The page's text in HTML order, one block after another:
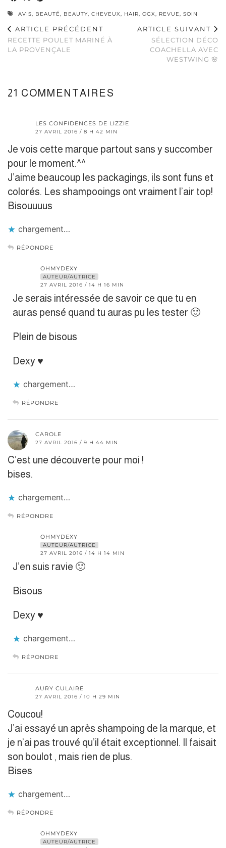
AVIS, BEAUTÉ, BEAUTY, CHEVEUX, HAIR, OGX, REVUE, SOIN
ARTICLE PRÉCÉDENT
RECETTE POULET MARINÉ À
LA PROVENÇALE
ARTICLE SUIVANT
SÉLECTION DÉCO
COACHELLA AVEC
WESTWING 🌸
21 COMMENTAIRES
LES CONFIDENCES DE LIZZIE
27 AVRIL 2016 / 8 H 42 MIN
Je vois cette marque partout sans y succomber
pour le moment.^^
J’aime beaucoup les packagings, ils sont funs et
colorés. Les shampooings ont vraiment l’air top!
Bisouuuus
chargement…
RÉPONDRE
OHMYDEXY
AUTEUR/AUTRICE
27 AVRIL 2016 / 14 H 16 MIN
Je serais intéressée de savoir ce que tu en
auras pensé quand tu auras pu les tester 🙂
Plein de bisous
Dexy ♥︎
chargement…
RÉPONDRE
CAROLE
27 AVRIL 2016 / 9 H 44 MIN
C’est une découverte pour moi !
bises.
chargement…
RÉPONDRE
OHMYDEXY
AUTEUR/AUTRICE
27 AVRIL 2016 / 14 H 14 MIN
J’en suis ravie 🙂
Bisous
Dexy ♥︎
chargement…
RÉPONDRE
AURY CULAIRE
27 AVRIL 2016 / 10 H 29 MIN
Coucou!
J’ai essayé un après shampoing de la marque, et
je n’ai pas trouvé qu’il était exceptionnel. Il faisait
son boulot , mais rien de plus.
Bises
chargement…
RÉPONDRE
OHMYDEXY
AUTEUR/AUTRICE